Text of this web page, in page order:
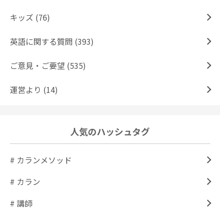
キッズ (76)
英語に関する質問 (393)
ご意見・ご要望 (535)
運営より (14)
人気のハッシュタグ
# カランメソッド
# カラン
# 講師